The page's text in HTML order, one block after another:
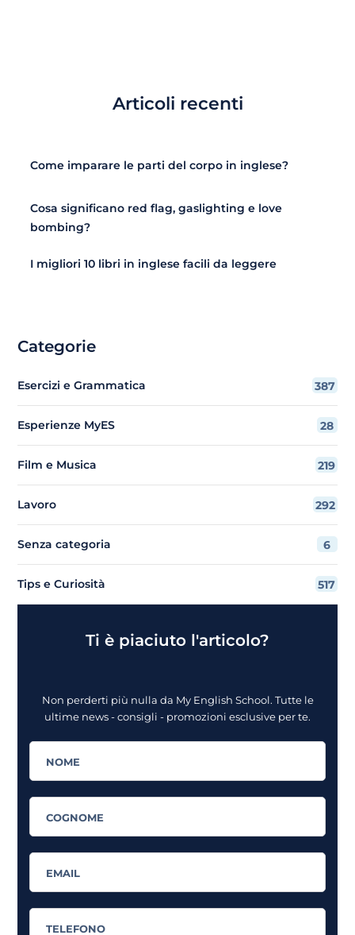
Articoli recenti
Come imparare le parti del corpo in inglese?
Cosa significano red flag, gaslighting e love
bombing?
I migliori 10 libri in inglese facili da leggere
Categorie
Esercizi e Grammatica 387
Esperienze MyES 28
Film e Musica 219
Lavoro 292
Senza categoria 6
Tips e Curiosità 517
Ti è piaciuto l'articolo?
Non perderti più nulla da My English School. Tutte le
ultime news - consigli - promozioni esclusive per te.